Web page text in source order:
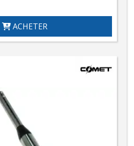
ACHETER